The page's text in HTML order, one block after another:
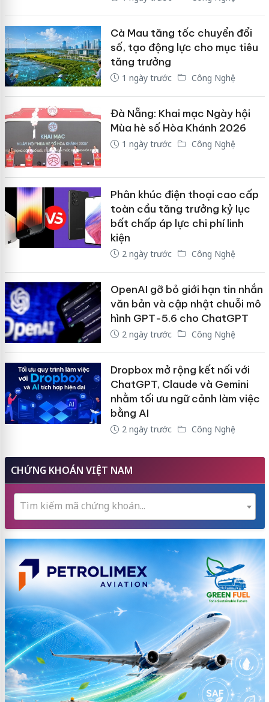
Cà Mau tăng tốc chuyển đổi
số, tạo động lực cho mục tiêu
tăng trưởng
1 ngày trước Công Nghệ
Đà Nẵng: Khai mạc Ngày hội
Mùa hè số Hòa Khánh 2026
1 ngày trước Công Nghệ
Phân khúc điện thoại cao cấp
toàn cầu tăng trưởng kỷ lục
bất chấp áp lực chi phí linh
kiện
2 ngày trước Công Nghệ
OpenAI gỡ bỏ giới hạn tin nhắn
văn bản và cập nhật chuỗi mô
hình GPT-5.6 cho ChatGPT
2 ngày trước Công Nghệ
Dropbox mở rộng kết nối với
ChatGPT, Claude và Gemini
nhằm tối ưu ngữ cảnh làm việc
bằng AI
2 ngày trước Công Nghệ
CHỨNG KHOÁN VIỆT NAM
Tìm kiếm mã chứng khoán...